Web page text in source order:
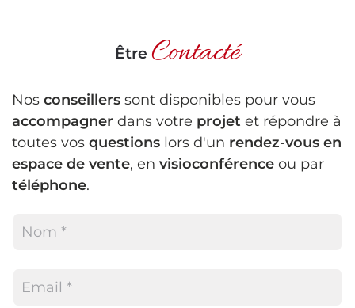
Être Contacté
Nos conseillers sont disponibles pour vous
accompagner dans votre projet et répondre à
toutes vos questions lors d'un rendez-vous en
espace de vente, en visioconférence ou par
téléphone.